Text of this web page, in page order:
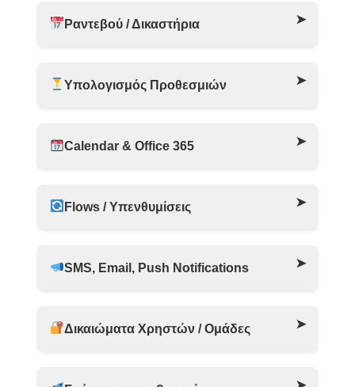
Ραντεβού / Δικαστήρια
Υπολογισμός Προθεσμιών
Calendar & Office 365
Flows / Υπενθυμίσεις
SMS, Email, Push Notifications
Δικαιώματα Χρηστών / Ομάδες